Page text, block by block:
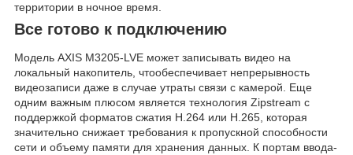
территории в ночное время.
Все готово к подключению
Модель AXIS M3205-LVE может записывать видео на
локальный накопитель, чтообеспечивает непрерывность
видеозаписи даже в случае утраты связи с камерой. Еще
одним важным плюсом является технология Zipstream с
поддержкой форматов сжатия H.264 или H.265, которая
значительно снижает требования к пропускной способности
сети и объему памяти для хранения данных. К портам ввода-